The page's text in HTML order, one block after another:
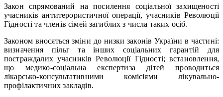
Закон спрямований на посилення соціальної захищеності
учасників антитерористичної операції, учасників Революції
Гідності та членів сімей загиблих з числа таких осіб.
Законом вносяться зміни до низки законів України в частині:
визначення пільг та інших соціальних гарантій для
постраждалих учасників Революції Гідності; встановлення,
що медико-соціальна експертиза дітей проводиться
лікарсько-консультативними комісіями лікувально-
профілактичних закладів.